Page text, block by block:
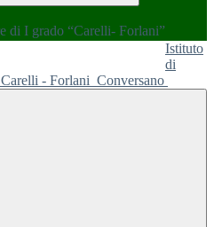
Istituto
di
Carelli - Forlani Conversano